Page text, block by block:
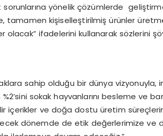
yönelik çözümlerde
tamamen kişiselleştirilmiş ürünler
olacak” ifadelerini kullanarak sözlerini
sahip olduğu bir dünya
%2’sini sokak hayvanlarını besleme ve
içerikler ve doğa dostu üretim
dönemde de etik değerlerimize ve